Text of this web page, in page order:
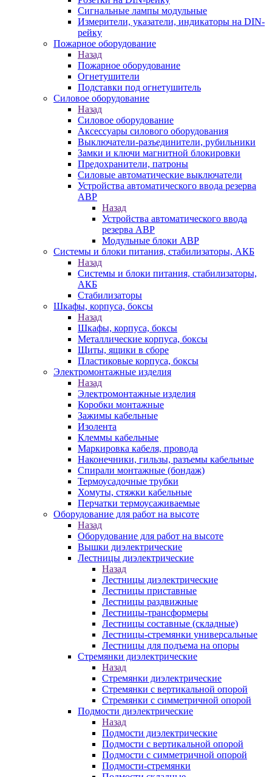
Сигнальные лампы модульные
Измерители, указатели, индикаторы на DIN-
рейку
Пожарное оборудование
Назад
Пожарное оборудование
Огнетушители
Подставки под огнетушитель
Силовое оборудование
Назад
Силовое оборудование
Аксессуары силового оборудования
Выключатели-разъединители, рубильники
Замки и ключи магнитной блокировки
Предохранители, патроны
Силовые автоматические выключатели
Устройства автоматического ввода резерва
АВР
Назад
Устройства автоматического ввода
резерва АВР
Модульные блоки АВР
Системы и блоки питания, стабилизаторы, АКБ
Назад
Системы и блоки питания, стабилизаторы,
АКБ
Стабилизаторы
Шкафы, корпуса, боксы
Назад
Шкафы, корпуса, боксы
Металлические корпуса, боксы
Щиты, ящики в сборе
Пластиковые корпуса, боксы
Электромонтажные изделия
Назад
Электромонтажные изделия
Коробки монтажные
Зажимы кабельные
Изолента
Клеммы кабельные
Маркировка кабеля, провода
Наконечники, гильзы, разъемы кабельные
Спирали монтажные (бондаж)
Термоусадочные трубки
Хомуты, стяжки кабельные
Перчатки термоусаживаемые
Оборудование для работ на высоте
Назад
Оборудование для работ на высоте
Вышки диэлектрические
Лестницы диэлектрические
Назад
Лестницы диэлектрические
Лестницы приставные
Лестницы раздвижные
Лестницы-трансформеры
Лестницы составные (складные)
Лестницы-стремянки универсальные
Лестницы для подъема на опоры
Стремянки диэлектрические
Назад
Стремянки диэлектрические
Стремянки с вертикальной опорой
Стремянки с симметричной опорой
Подмости диэлектрические
Назад
Подмости диэлектрические
Подмости с вертикальной опорой
Подмости с симметричной опорой
Подмости-стремянки